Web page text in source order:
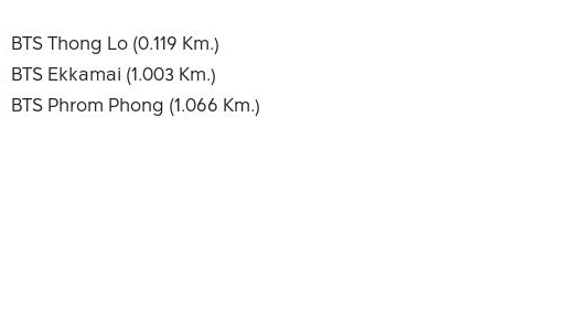
BTS Thong Lo (0.119 Km.)
BTS Ekkamai (1.003 Km.)
BTS Phrom Phong (1.066 Km.)